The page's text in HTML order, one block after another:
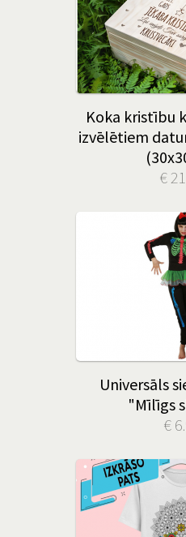
Koka kristību
izvēlētiem
€
Universāls
"Mīlīgs
€